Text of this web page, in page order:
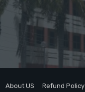
About US Refund Policy